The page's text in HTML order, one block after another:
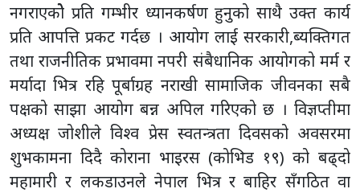
नगराएकोे प्रति गम्भीर ध्यानकर्षण हुनुको साथै उक्त कार्य
प्रति आपत्ति प्रकट गर्दछ । आयोग लाई सरकारी,ब्यक्तिगत
तथा राजनीतिक प्रभावमा नपरी संबैधानिक आयोगको मर्म र
मर्यादा भित्र रहि पूर्बाग्रह नराखी सामाजिक जीवनका सबै
पक्षको साझा आयोग बन्न अपिल गरिएको छ । विज्ञप्तीमा
अध्यक्ष जोशीले विश्व प्रेस स्वतन्त्रता दिवसको अवसरमा
शुभकामना दिदै कोराना भाइरस (कोभिड १९) को बढ्दो
महामारी र लकडाउनले नेपाल भित्र र बाहिर सँगठित वा